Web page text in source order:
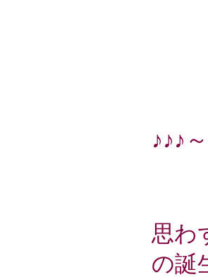
♪♪♪～
思わ
の誕